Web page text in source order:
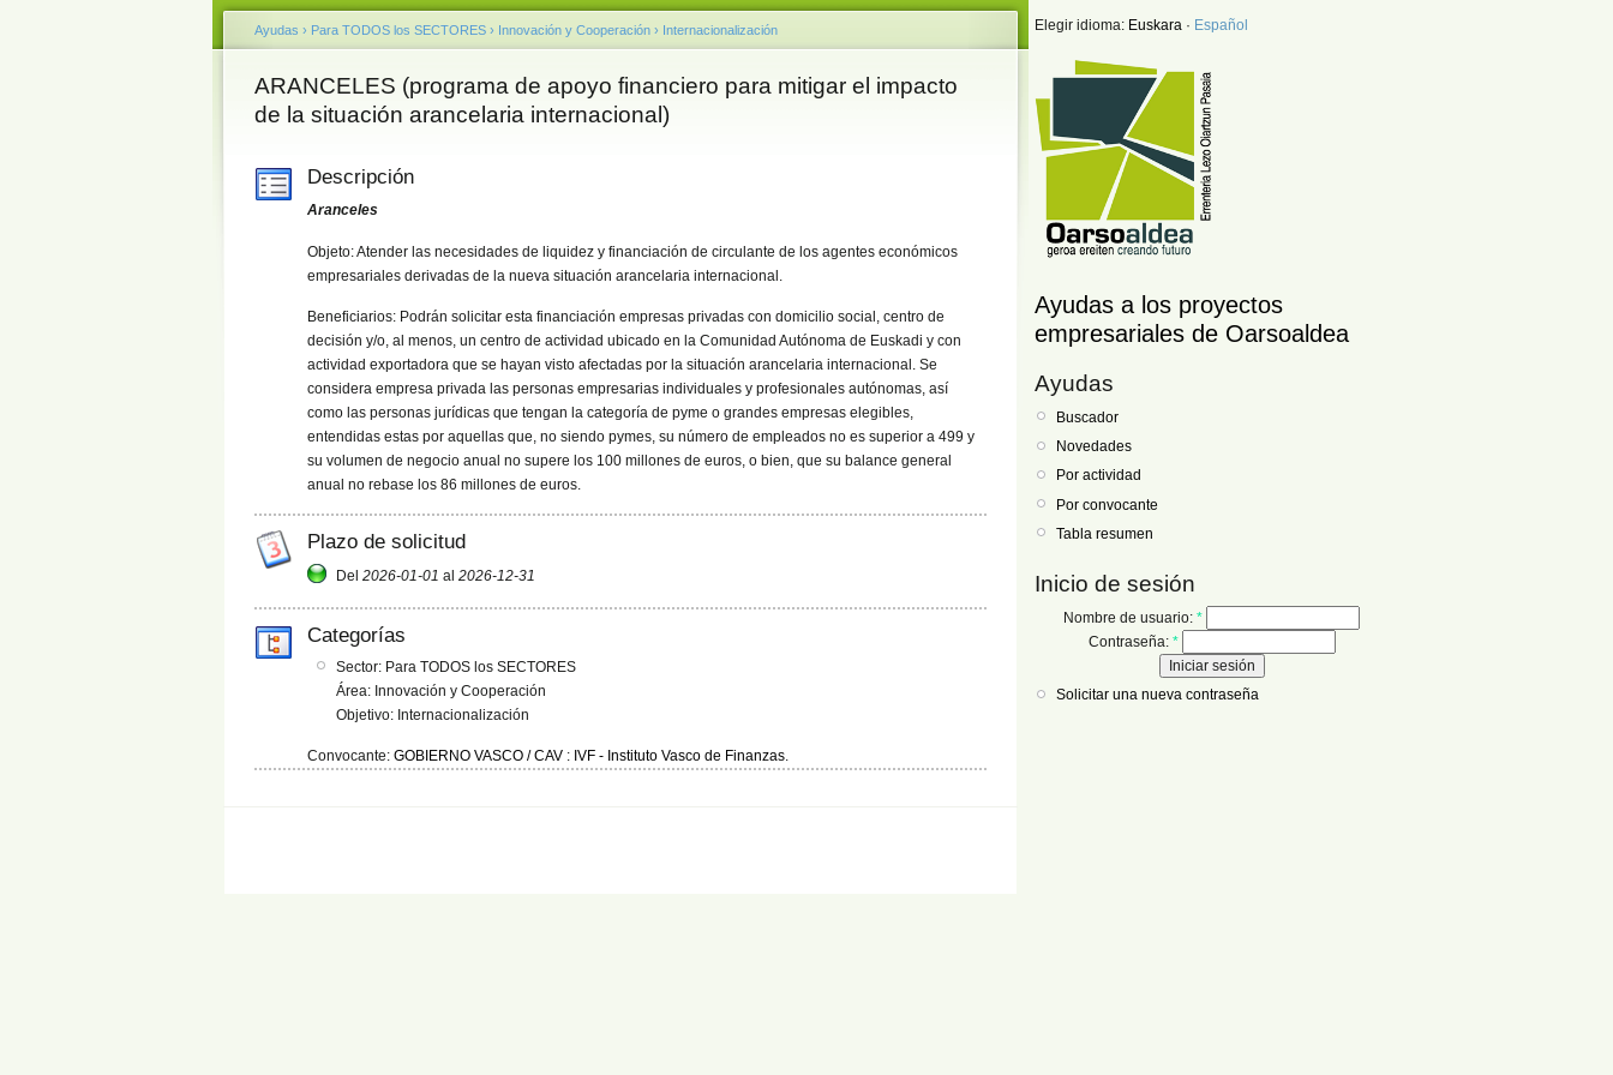
Ayudas › Para TODOS los SECTORES › Innovación y Cooperación › Internacionalización
ARANCELES (programa de apoyo financiero para mitigar el impacto
de la situación arancelaria internacional)
Descripción
Aranceles
Objeto: Atender las necesidades de liquidez y financiación de circulante de los agentes económicos
empresariales derivadas de la nueva situación arancelaria internacional.
Beneficiarios: Podrán solicitar esta financiación empresas privadas con domicilio social, centro de
decisión y/o, al menos, un centro de actividad ubicado en la Comunidad Autónoma de Euskadi y con
actividad exportadora que se hayan visto afectadas por la situación arancelaria internacional. Se
considera empresa privada las personas empresarias individuales y profesionales autónomas, así
como las personas jurídicas que tengan la categoría de pyme o grandes empresas elegibles,
entendidas estas por aquellas que, no siendo pymes, su número de empleados no es superior a 499 y
su volumen de negocio anual no supere los 100 millones de euros, o bien, que su balance general
anual no rebase los 86 millones de euros.
Plazo de solicitud
Del 2026-01-01 al 2026-12-31
Categorías
Sector: Para TODOS los SECTORES
Área: Innovación y Cooperación
Objetivo: Internacionalización
Convocante: GOBIERNO VASCO / CAV : IVF - Instituto Vasco de Finanzas.
Elegir idioma: Euskara · Español
Ayudas a los proyectos
empresariales de Oarsoaldea
Ayudas
Buscador
Novedades
Por actividad
Por convocante
Tabla resumen
Inicio de sesión
Nombre de usuario: *
Contraseña: *
Solicitar una nueva contraseña